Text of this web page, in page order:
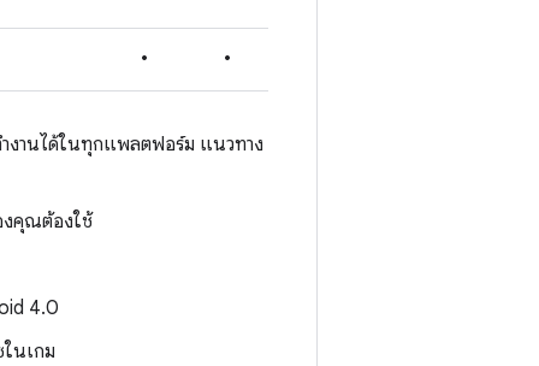
• •
งานได้ในทุกแพลตฟอร์ม แนวทาง
งคุณต้องใช้
4.0
นเกม